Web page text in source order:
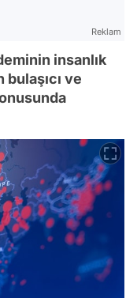
Reklam
insanlık
ve